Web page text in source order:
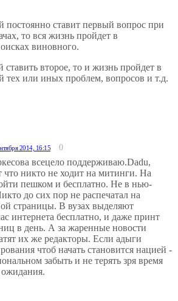
постоянно ставит первый вопрос при
то вся жизнь пройдет в
виновного.
ставить второе, то и жизнь пройдет в
тех или иных проблем, вопросов и т.д.
2014, 16:15 0
всецело поддерживаю.Dadu,
что никто не ходит на митинги. На
пешком и бесплатно. Не в нью-
до сих пор не распечатал на
страницы. В вузах выделяют
интернета бесплатно, и даже принт
в день. А за жаренные новости
их же редакторы. Если адыги
чтоб начать становится нацией -
забыть и не терять зря время